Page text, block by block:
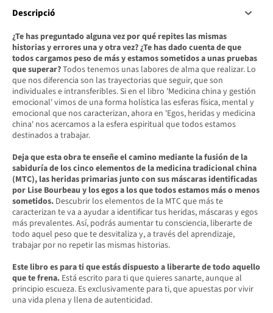
Descripció
¿Te has preguntado alguna vez por qué repites las mismas
historias y errores una y otra vez? ¿Te has dado cuenta de que
todos cargamos peso de más y estamos sometidos a unas pruebas
que superar?Todos tenemos unas labores de alma que realizar. Lo
que nos diferencia son las trayectorias que seguir, que son
individuales e intransferibles. Si en el libro 'Medicina china y gestión
emocional' vimos de una forma holística las esferas física, mental y
emocional que nos caracterizan, ahora en 'Egos, heridas y medicina
china' nos acercamos a la esfera espiritual que todos estamos
destinados a trabajar.
Deja que esta obra te enseñe el camino mediante la fusión de la
sabiduría de los cinco elementos de la medicina tradicional china
(MTC), las heridas primarias junto con sus máscaras identificadas
por Lise Bourbeau y los egos a los que todos estamos más o menos
sometidos. Descubrir los elementos de la MTC que más te
caracterizan te va a ayudar a identificar tus heridas, máscaras y egos
más prevalentes. Así, podrás aumentar tu consciencia, liberarte de
todo aquel peso que te desvitaliza y, a través del aprendizaje,
trabajar por no repetir las mismas historias.
Este libro es para ti que estás dispuesto a liberarte de todo aquello
que te frena. Está escrito para ti que quieres sanarte, aunque al
principio escueza. Es exclusivamente para ti, que apuestas por vivir
una vida plena y llena de autenticidad.